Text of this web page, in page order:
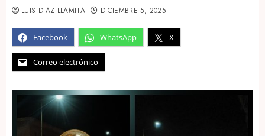
Facebook WhatsApp X
Correo electrónico
LUIS DIAZ LLAMITA DICIEMBRE 5, 2025